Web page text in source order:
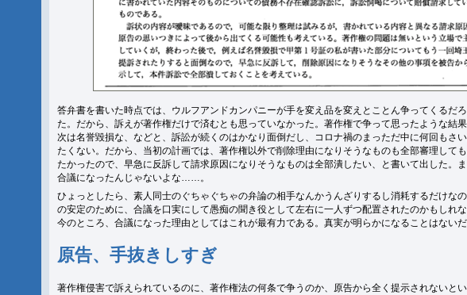
答弁書を書いた時点では、ウルフアンドカンパニーが手を変え品を変えとことん争ってくるだ
た。だから、訴えが著作権だけで済むとも思っていなかった。著作権で争って思ったような結
次は名誉毀損な、などと、訴訟が続くのはかなり面倒だし、コロナ禍のまっただ中に何回もさ
たくない。だから、当初の計画では、著作権以外で削除理由になりそうなものも全部審理して
たかったので、早急に反訴して請求原因になりそうなものは全部潰したい、と書いて出した。
合議になったんじゃないよな……。
ひょっとしたら、素人同士のぐちゃぐちゃの弁論の相手なんかうんざりするし消耗するだけな
の安定のために、合議を口実にして愚痴の聞き役として左右に一人ずつ配置されたのかもしれな
今のところ、合議になった理由としてはこれが最有力である。真実が明らかになることはないだ
原告、手抜きしすぎ
著作権侵害で訴えられているのに、著作権法の何条で争うのか、原告から全く提示されないと